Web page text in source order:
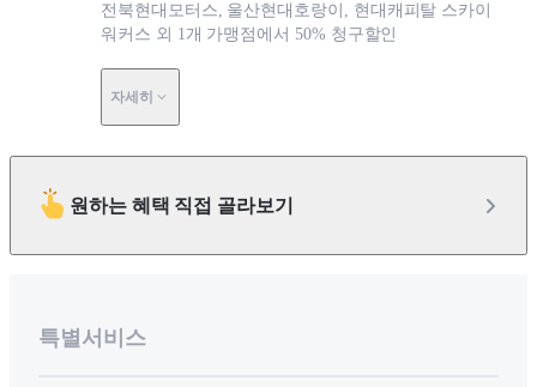
전북현대모터스, 울산현대호랑이, 현대캐피탈 스카이
워커스 외 1개 가맹점에서 50% 청구할인
자세히
원하는 혜택 직접 골라보기
특별서비스